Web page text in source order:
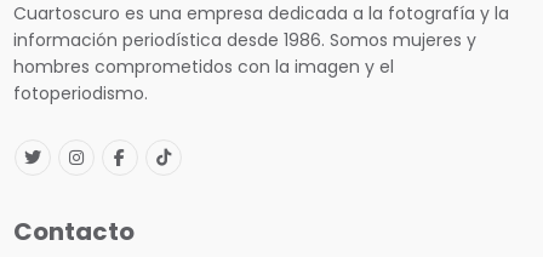
Cuartoscuro es una empresa dedicada a la fotografía y la
información periodística desde 1986. Somos mujeres y
hombres comprometidos con la imagen y el
fotoperiodismo.
Contacto